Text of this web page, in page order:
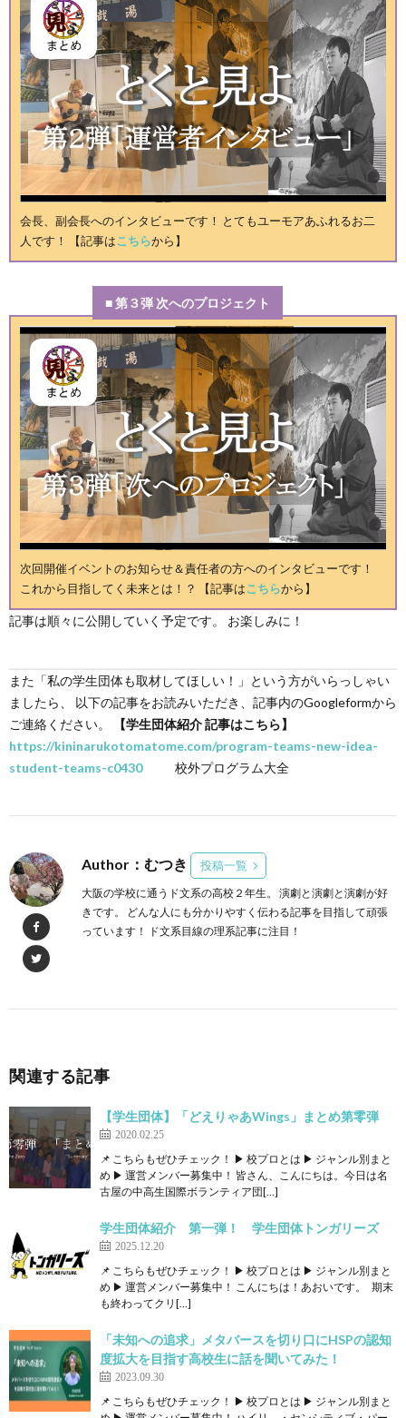
会長、副会長へのインタビューです！ とてもユーモアあふれるお二
人です！ 【記事はこちらから】
■ 第３弾 次へのプロジェクト
次回開催イベントのお知らせ＆責任者の方へのインタビューです！
これから目指してく未来とは！？ 【記事はこちらから】
記事は順々に公開していく予定です。 お楽しみに！
また「私の学生団体も取材してほしい！」という方がいらっしゃい
ましたら、 以下の記事をお読みいただき、記事内のGoogleformから
ご連絡ください。
【学生団体紹介 記事はこちら】
https://kininarukotomatome.com/program-teams-new-idea-
student-teams-c0430
校外プログラム大全
Author：むつき 投稿一覧
大阪の学校に通うド文系の高校２年生。 演劇と演劇と演劇が好
きです。 どんな人にも分かりやすく伝わる記事を目指して頑張
っています！ ド文系目線の理系記事に注目！
関連する記事
【学生団体】「どえりゃあWings」まとめ第零弾
2020.02.25
📌 こちらもぜひチェック！ ▶ 校プロとは ▶ ジャンル別まと
め ▶ 運営メンバー募集中！ 皆さん、こんにちは。今日は名
古屋の中高生国際ボランティア団[…]
学生団体紹介 第一弾！ 学生団体トンガリーズ
2025.12.20
📌 こちらもぜひチェック！ ▶ 校プロとは ▶ ジャンル別まと
め ▶ 運営メンバー募集中！ こんにちは！あおいです。 期末
も終わってクリ[…]
「未知への追求」メタバースを切り口にHSPの認知
度拡大を目指す高校生に話を聞いてみた！
2023.09.30
📌 こちらもぜひチェック！ ▶ 校プロとは ▶ ジャンル別まと